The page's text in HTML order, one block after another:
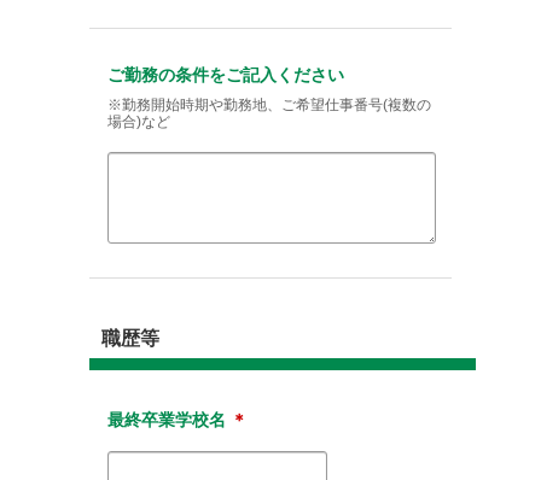
ご勤務の条件をご記入ください
※勤務開始時期や勤務地、ご希望仕事番号(複数の
場合)など
職歴等
最終卒業学校名 ＊